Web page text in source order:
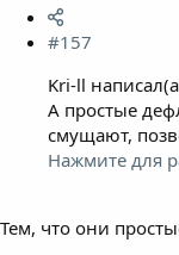
#157
Kri-ll
А простые
смущают,
Нажмите для
Тем, что они